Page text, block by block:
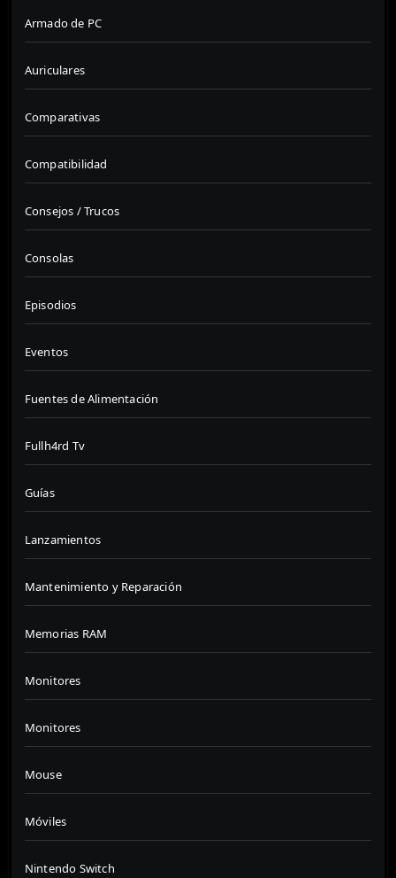
Armado de PC
Auriculares
Comparativas
Compatibilidad
Consejos / Trucos
Consolas
Episodios
Eventos
Fuentes de Alimentación
Fullh4rd Tv
Guías
Lanzamientos
Mantenimiento y Reparación
Memorias RAM
Monitores
Monitores
Mouse
Móviles
Nintendo Switch